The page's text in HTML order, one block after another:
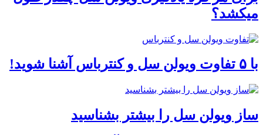
میکشد؟
با ۵ تفاوت ویولن سل و کنترباس آشنا شوید!
ساز ویولن سل را بیشتر بشناسید